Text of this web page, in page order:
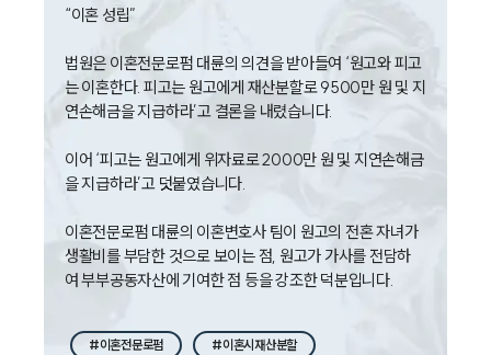
“이혼 성립”
법원은 이혼전문로펌 대륜의 의견을 받아들여 ‘원고와 피고
는 이혼한다. 피고는 원고에게 재산분할로 9500만 원 및 지
연손해금을 지급하라’고 결론을 내렸습니다.
이어 ‘피고는 원고에게 위자료로 2000만 원 및 지연손해금
을 지급하라’고 덧붙였습니다.
이혼전문로펌 대륜의 이혼변호사 팀이 원고의 전혼 자녀가
생활비를 부담한 것으로 보이는 점, 원고가 가사를 전담하
#이혼전문로펌 #이혼시재산분할